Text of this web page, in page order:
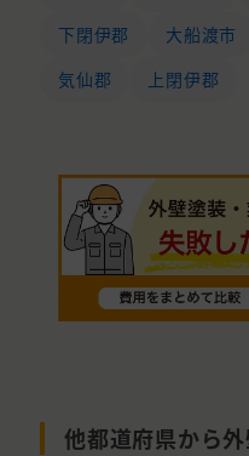
下閉伊郡
大船渡市
気仙郡
上閉伊郡
他都道府県から